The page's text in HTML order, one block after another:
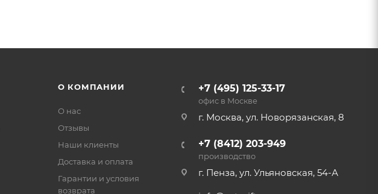
О КОМПАНИИ
О нас
Отзывы
Наши клиенты
Доставка и оплата
Гарантии и условия
возврата
+7 (495) 125-33-17
офис в Москве
г. Москва, ул. Новорязанская, 8
+7 (8412) 203-949
производство
г. Пенза, ул. Ульяновская, 54-А